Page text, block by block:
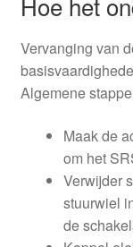
Vervanging van
Algemene
Maak de
om het
Verwijder
stuurwiel
de